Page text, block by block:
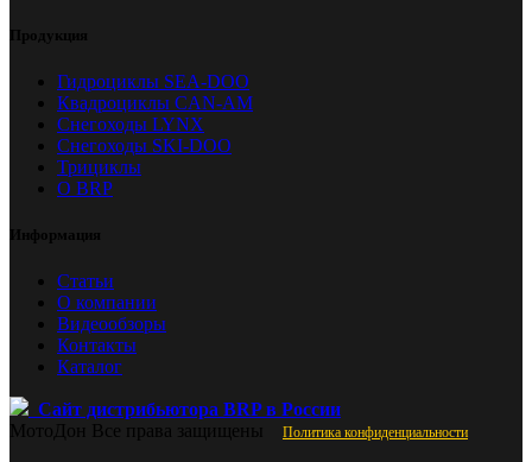
Продукция
Гидроциклы SEA-DOO
Квадроциклы CAN-AM
Снегоходы LYNX
Снегоходы SKI-DOO
Трициклы
О BRP
Информация
Статьи
О компании
Видеообзоры
Контакты
Каталог
Сайт дистрибьютора BRP в России
МотоДон Все права защищены Политика конфиденциальности